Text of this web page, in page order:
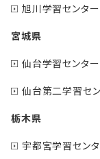
旭川学習センタ
宮城県
仙台学習センタ
仙台第二学習セ
栃木県
宇都宮学習セン